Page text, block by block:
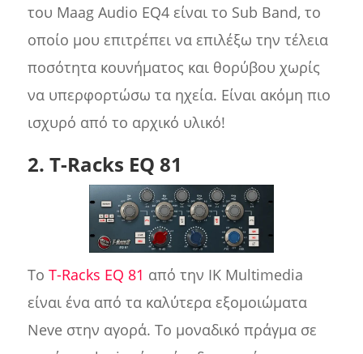
του Maag Audio EQ4 είναι το Sub Band, το
οποίο μου επιτρέπει να επιλέξω την τέλεια
ποσότητα κουνήματος και θορύβου χωρίς
να υπερφορτώσω τα ηχεία. Είναι ακόμη πιο
ισχυρό από το αρχικό υλικό!
2. T-Racks EQ 81
Το T-Racks EQ 81 από την IK Multimedia
είναι ένα από τα καλύτερα εξομοιώματα
Neve στην αγορά. Το μοναδικό πράγμα σε